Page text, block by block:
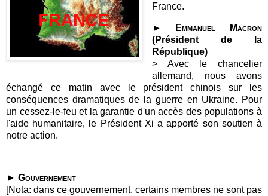
France.
►
Emmanuel Macron
(Président de la
République)
> Avec le chancelier
allemand, nous avons
échangé ce matin avec le président chinois sur les
conséquences dramatiques de la guerre en Ukraine. Pour
un cessez-le-feu et la garantie d'un accès des populations à
l'aide humanitaire, le Président Xi a apporté son soutien à
notre action.
► Gouvernement
[Nota: dans ce gouvernement, certains membres ne sont pas